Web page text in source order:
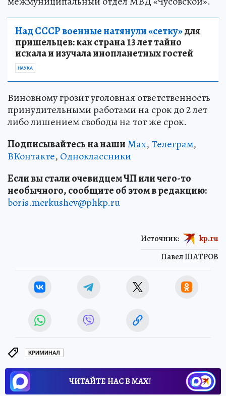
Над СССР военные натянули «сетку»для
пришельцев: как страна 13 лет тайно
искала и изучала инопланетных гостей
НАУКА
Виновному грозит уголовная ответственность
принудительными работами на срок до 2 лет
либо лишением свободы на тот же срок.
Подписывайтесь на нашиMax,Телеграм,
ВКонтакте, Одноклассники
Если вы стали очевидцем ЧП или чего-то
необычного, сообщите об этом в редакцию:
boris.merkushev@phkp.ru
Павел ШАТРОВ
Источник: kp.ru
КРИМИНАЛ
ЧИТАЙТЕ НАС В МАХ!